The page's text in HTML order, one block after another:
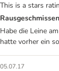
This is a stars
Habe die Leine
hatte vorher ein
05.07.17